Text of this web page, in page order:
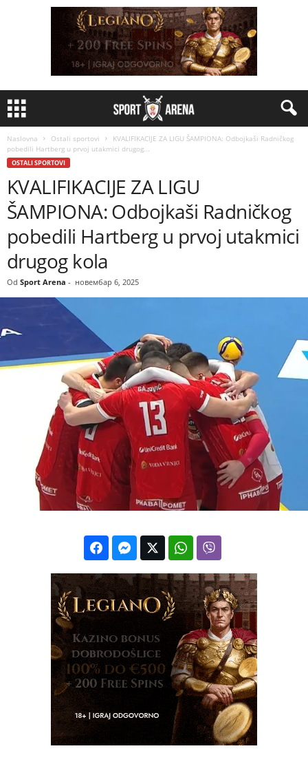
Naslovna Ostali sportovi
KVALIFIKACIJE ZA LIGU ŠAMPIONA: Odbojkaši Radničkog
pobedili Hartberg u prvoj utakmici drugog...
OSTALI SPORTOVI
KVALIFIKACIJE ZA LIGU
ŠAMPIONA: Odbojkaši Radničkog
pobedili Hartberg u prvoj utakmici
drugog kola
Od Sport Arena - новембар 6, 2025